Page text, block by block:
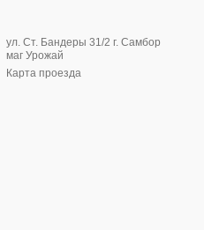
ул. Ст. Бандеры 31/2 г. Самбор
маг Урожай
Карта проезда